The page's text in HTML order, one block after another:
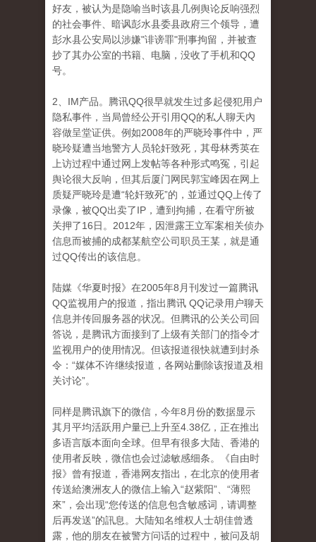
好友，被认为是隐喻当时该县几例舆论反响强烈
的社会事件、暗讽彭水县委县政府三个领导，遭
彭水县公安局以涉嫌"诽谤罪"刑事拘留，并被查
抄了其办公室的书籍、电脑，没收了手机和QQ
号。
2、IM产品。腾讯QQ很早就发生过多起侵犯用户
隐私事件，当局曾经公开引用QQ的私人聊天內
容做呈堂证供。例如2008年的严晓玲事件中，严
晓玲疑遭当地警方人员轮奸致死，其母林秀英在
上访过程中通过网上发帖等各种形式鸣冤，引起
舆论很大反响，但其后厦门网民郭宝峰因在网上
质疑严晓玲是遭“轮奸致死”的，並通过QQ上传了
录像，被QQ出卖了IP，遭到拘捕，在看守所被
关押了16日。2012年，因泄露王立军案相关侦办
信息而被捕的成都某航空公司职员王某，就是通
过QQ传出的该信息。
陆媒《华夏时报》在2005年8月刊发过一篇腾讯
QQ监视用户的报道，指出腾讯 QQ记录用户聊天
信息并传回服务器的状况。但腾讯的公关公司回
答说，是腾讯方面接到了上级有关部门的指令才
监视用户的使用情况。但该报道很快就遭到封杀
令：“媒体不许继续报道，各网站删除该报道及相
关讨论”。
同样是腾讯旗下的微信，今年8月份的数据显示
其月平均活跃用户量已上升至4.38亿，正在推出
多语言版本面向全球。但早有很多大陆、香港的
使用者反映，微信也会过滤敏感细条。《自由时
报》曾有报道，香港网友指出，在北京的使用者
传送給澳洲友人的微信上输入“赵紫阳”、“薄熙
來”，会出现“您传送的信息包含敏感词，请调整
后再发送”的訊息。大陆知名维权人士胡佳曾透
露，他的朋友在被警方问话的过程中，被问及胡